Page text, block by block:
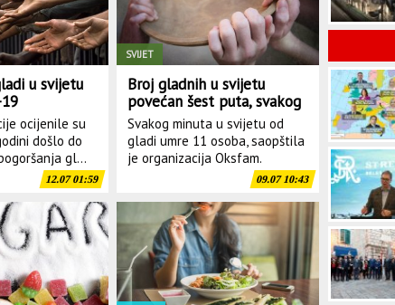
u svijetu
ocijenile su
došlo do
gl...
12.07 01:59
SVIJET
Broj gladnih u svijetu
povećan šest puta, svakog
minuta umre 11 osoba
Svakog minuta u svijetu od
gladi umre 11 osoba, saopštila
je organizacija Oksfam.
09.07 10:43